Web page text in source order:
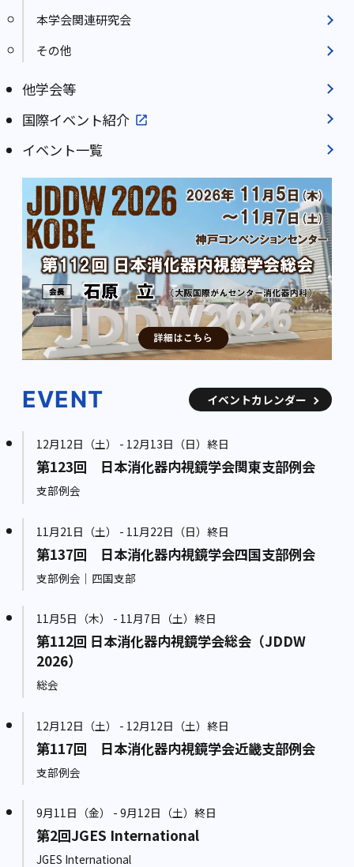
本学会関連研究会
その他
他学会等
国際イベント紹介
イベント一覧
EVENT イベントカレンダー
12月12日（土） - 12月13日（日）終日
第123回 日本消化器内視鏡学会関東支部例会
支部例会
11月21日（土） - 11月22日（日）終日
第137回 日本消化器内視鏡学会四国支部例会
支部例会｜四国支部
11月5日（木） - 11月7日（土）終日
第112回 日本消化器内視鏡学会総会（JDDW
2026）
総会
12月12日（土） - 12月12日（土）終日
第117回 日本消化器内視鏡学会近畿支部例会
支部例会
9月11日（金） - 9月12日（土）終日
第2回JGES International
JGES International